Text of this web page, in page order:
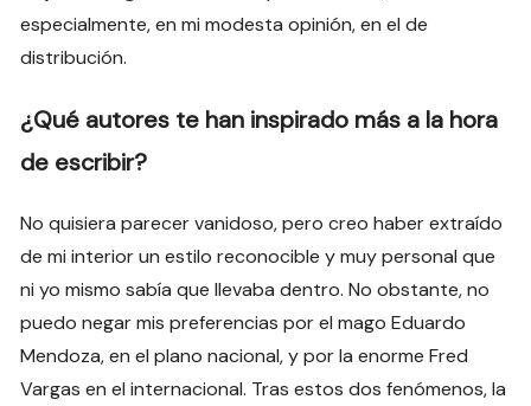
especialmente, en mi modesta opinión, en el de
distribución.
¿Qué autores te han inspirado más a la hora
de escribir?
No quisiera parecer vanidoso, pero creo haber extraído
de mi interior un estilo reconocible y muy personal que
ni yo mismo sabía que llevaba dentro. No obstante, no
puedo negar mis preferencias por el mago Eduardo
Mendoza, en el plano nacional, y por la enorme Fred
Vargas en el internacional. Tras estos dos fenómenos, la